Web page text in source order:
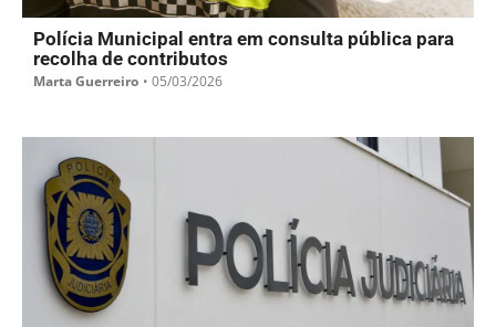
Polícia Municipal entra em consulta pública para
recolha de contributos
Marta Guerreiro • 05/03/2026